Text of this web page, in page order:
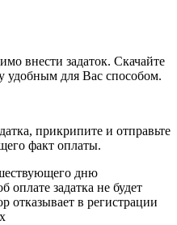
внести задаток. Скачайте
удобным для Вас способом.
прикрипите и отправьте
факт оплаты.
дню
оплате задатка не будет
отказывает в регистрации